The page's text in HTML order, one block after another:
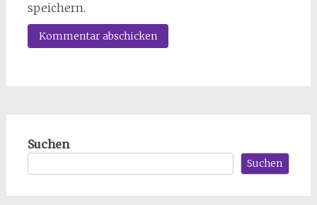
speichern.
Suchen
Suchen